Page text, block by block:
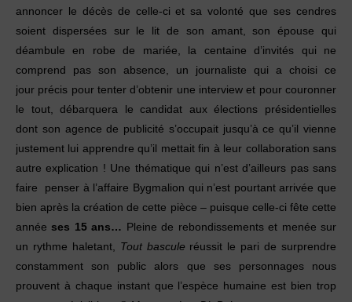
annoncer le décès de celle-ci et sa volonté que ses cendres
soient dispersées sur le lit de son amant, son épouse qui
déambule en robe de mariée, la centaine d’invités qui ne
comprend pas son absence, un journaliste qui a choisi ce
jour précis pour tenter d’obtenir une interview et pour couronner
le tout, débarquera le candidat aux élections présidentielles
dont son agence de publicité s’occupait jusqu’à ce qu’il vienne
justement lui apprendre qu’il mettait fin à leur collaboration sans
autre explication ! Une thématique qui n’est d’ailleurs pas sans
faire penser à l’affaire Bygmalion qui n’est pourtant arrivée que
bien après la création de cette pièce – puisque celle-ci fête cette
année ses 15 ans… Pleine de rebondissements et menée sur
un rythme haletant, Tout bascule réussit le pari de surprendre
constamment son public alors que ses personnages nous
prouvent à chaque instant que l’espèce humaine est bien trop